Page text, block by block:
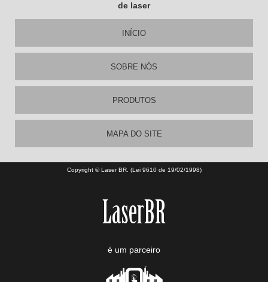
de laser
INÍCIO
SOBRE NÓS
PRODUTOS
MAPA DO SITE
Copyright © Laser BR. (Lei 9610 de 19/02/1998)
é um parceiro